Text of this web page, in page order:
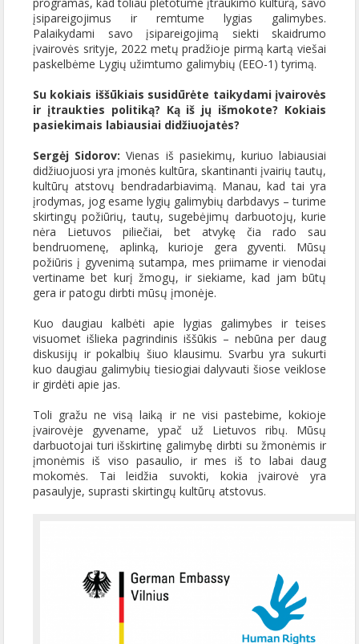
įsipareigojimus ir remtume lygias galimybes.
Palaikydami savo įsipareigojimą siekti skaidrumo
įvairovės srityje, 2022 metų pradžioje pirmą kartą viešai
paskelbėme Lygių užimtumo galimybių (EEO-1) tyrimą.
Su kokiais iššūkiais susidūrėte taikydami įvairovės
ir įtraukties politiką? Ką iš jų išmokote? Kokiais
pasiekimais labiausiai didžiuojatės?
Sergėj Sidorov: Vienas iš pasiekimų, kuriuo labiausiai
didžiuojuosi yra įmonės kultūra, skantinanti įvairių tautų,
kultūrų atstovų bendradarbiavimą. Manau, kad tai yra
įrodymas, jog esame lygių galimybių darbdavys – turime
skirtingų požiūrių, tautų, sugebėjimų darbuotojų, kurie
nėra Lietuvos piliečiai, bet atvykę čia rado sau
bendruomenę, aplinką, kurioje gera gyventi. Mūsų
požiūris į gyvenimą sutampa, mes priimame ir vienodai
vertiname bet kurį žmogų, ir siekiame, kad jam būtų
gera ir patogu dirbti mūsų įmonėje.
Kuo daugiau kalbėti apie lygias galimybes ir teises
visuomet išlieka pagrindinis iššūkis – nebūna per daug
diskusijų ir pokalbių šiuo klausimu. Svarbu yra sukurti
kuo daugiau galimybių tiesiogiai dalyvauti šiose veiklose
ir girdėti apie jas.
Toli gražu ne visą laiką ir ne visi pastebime, kokioje
įvairovėje gyvename, ypač už Lietuvos ribų. Mūsų
darbuotojai turi išskirtinę galimybę dirbti su žmonėmis ir
įmonėmis iš viso pasaulio, ir mes iš to labai daug
mokomės. Tai leidžia suvokti, kokia įvairovė yra
pasaulyje, suprasti skirtingų kultūrų atstovus.